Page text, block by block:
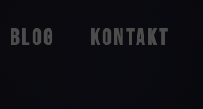
Blog Kontakt